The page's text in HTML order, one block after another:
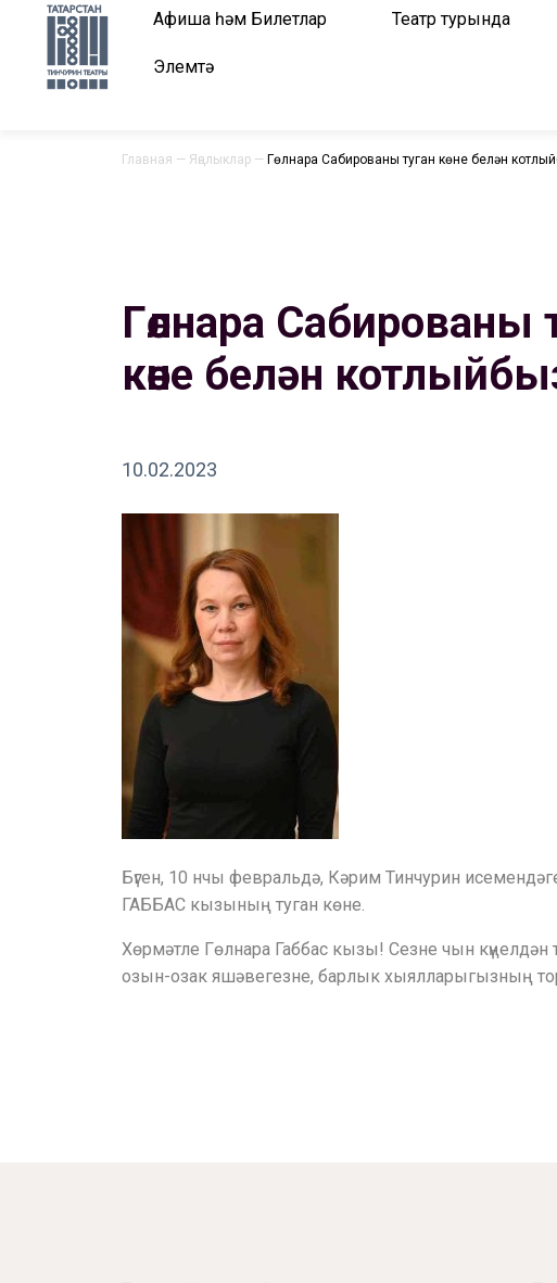
Афиша һәм Билетлар Театр турында
Элемтә
Главная — Яңалыклар — Гөлнара Сабированы туган көне белән
Гөлнара Сабированы
көне белән
10.02.2023
Бүген, 10 нчы февральдә, Кәрим Тинчурин
ГАББАС кызының туган көне.
Хөрмәтле Гөлнара Габбас кызы! Сезне чын
озын-озак яшәвегезне, барлык хыялларыгызның